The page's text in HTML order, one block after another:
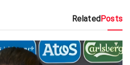
RelatedPosts